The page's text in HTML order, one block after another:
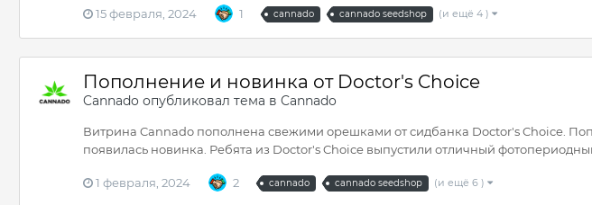
15 февраля, 2024 1 cannado cannado seedshop (и ещё 4 )
Пополнение и новинка от Doctor's Choice
Cannado опубликовал тема в Cannado
Витрина Cannado пополнена свежими орешками от сидбанка Doctor's Choice.
появилась новинка. Ребята из Doctor's Choice выпустили отличный
1 февраля, 2024 2 cannado cannado seedshop (и ещё 6 )